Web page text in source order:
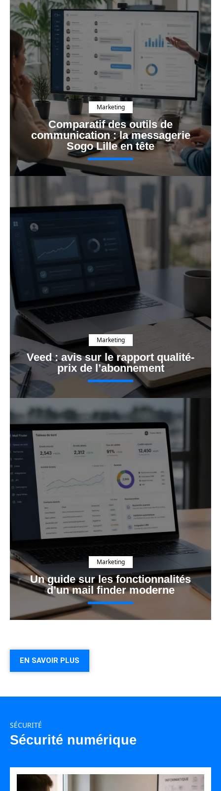
Marketing
Comparatif des outils de
communication : la messagerie
Sogo Lille en tête
Marketing
Veed : avis sur le rapport qualité-
prix de l’abonnement
Marketing
Un guide sur les fonctionnalités
d’un mail finder moderne
EN SAVOIR PLUS
SÉCURITÉ
Sécurité numérique